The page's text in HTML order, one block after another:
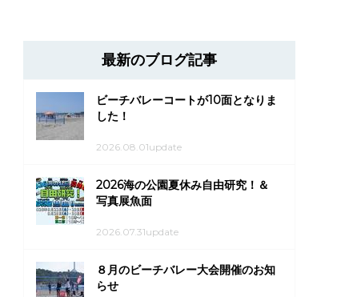
最新のブログ記事
ビーチバレーコートが10面となりま
した！
2026.08.01update
2026海の公園夏休み自由研究！＆
写真展魚面
2026.07.31update
８月のビーチバレー大会開催のお知
らせ